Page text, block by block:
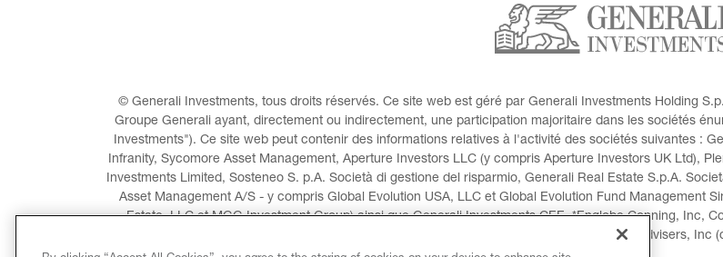
© Generali Investments, tous droits réservés. Ce site web est géré par Generali Investments Holding
Groupe Generali ayant, directement ou indirectement, une participation majoritaire dans les sociétés
Investments"). Ce site web peut contenir des informations relatives à l'activité des sociétés suivantes :
Infranity, Sycomore Asset Management, Aperture Investors LLC (y compris Aperture Investors UK Ltd),
Investments Limited, Sosteneo S. p.A. Società di gestione del risparmio, Generali Real Estate S.p.A.
Asset Management A/S - y compris Global Evolution USA, LLC et Global Evolution Fund Management
Estate, LLC et MGG Investment Group) ainsi que Generali Investments CEE. *Englobe Conning, Inc,
Conning Investment Products, Inc, Goodwin Capital Advisers, Inc